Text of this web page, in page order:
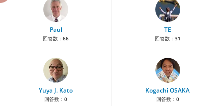
Paul
回答数： 66
TE
回答数： 31
Yuya J. Kato
回答数： 0
Kogachi OSAKA
回答数： 0